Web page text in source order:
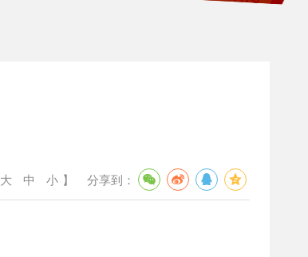
大 中 小 】 分享到：